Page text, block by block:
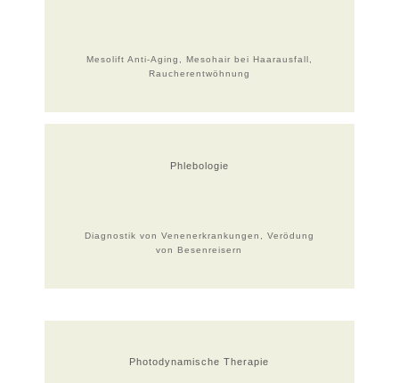
Mesolift Anti-Aging, Mesohair bei Haarausfall,
Raucherentwöhnung
Phlebologie
Diagnostik von Venenerkrankungen, Verödung
von Besenreisern
Photodynamische Therapie